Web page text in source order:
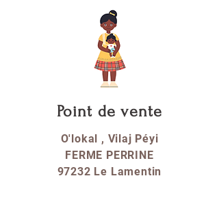
Point de vente
O'lokal , Vilaj Péyi
FERME PERRINE
97232 Le Lamentin